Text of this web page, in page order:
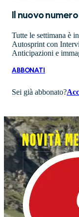
Il nuovo
Tutte le settimana è
Autosprint con
Anticipazioni e
ABBONATI
Sei già abbonato?